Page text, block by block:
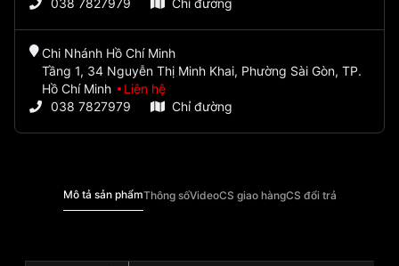
038 7827979
Chỉ đường
Chi Nhánh Hồ Chí Minh
Tầng 1, 34 Nguyễn Thị Minh Khai, Phường Sài Gòn, TP.
Hồ Chí Minh
Liên hệ
038 7827979
Chỉ đường
Mô tả sản phẩmThông sốVideoCS giao hàngCS đổi trả